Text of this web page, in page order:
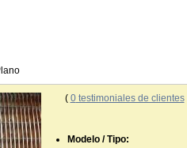
( 0testimoniales de clientes|
Modelo / Tipo: